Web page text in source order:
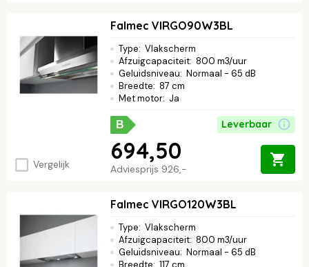
Vergelijk
Falmec VIRGO90W3BL
Type: Vlakscherm
Afzuigcapaciteit: 800 m3/uur
Geluidsniveau: Normaal - 65 dB
Breedte: 87 cm
Met motor: Ja
B Leverbaar
Adviesprijs 926,-
694,50
Falmec VIRGO120W3BL
Type: Vlakscherm
Afzuigcapaciteit: 800 m3/uur
Geluidsniveau: Normaal - 65 dB
Breedte: 117 cm